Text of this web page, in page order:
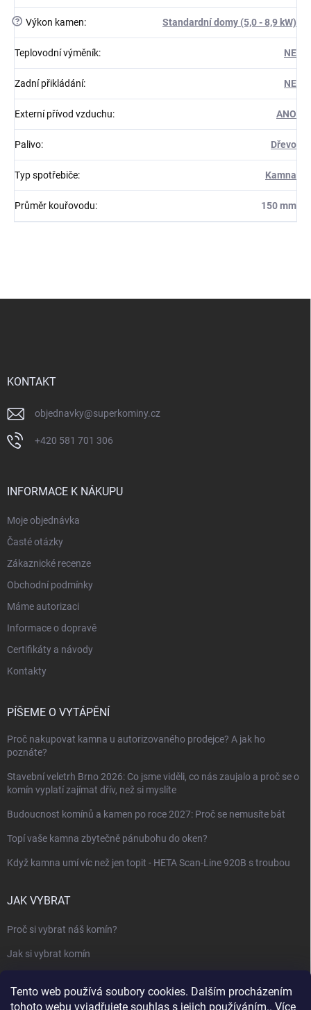
Tento web používá soubory cookies. Dalším procházením
tohoto webu vyjadřujete souhlas s jejich používáním.. Více
? Výkon kamen: Standardní domy (5,0 - 8,9 kW)
Teplovodní výměník: NE
Zadní přikládání: NE
Externí přívod vzduchu: ANO
Palivo: Dřevo
Typ spotřebiče: Kamna
Průměr kouřovodu: 150 mm
KONTAKT
objednavky@superkominy.cz
+420 581 701 306
INFORMACE K NÁKUPU
Moje objednávka
Časté otázky
Zákaznické recenze
Obchodní podmínky
Máme autorizaci
Informace o dopravě
Certifikáty a návody
Kontakty
PÍŠEME O VYTÁPĚNÍ
Proč nakupovat kamna u autorizovaného prodejce? A jak ho
poznáte?
Stavební veletrh Brno 2026: Co jsme viděli, co nás zaujalo a proč se o
komín vyplatí zajímat dřív, než si myslíte
Budoucnost komínů a kamen po roce 2027: Proč se nemusíte bát
Topí vaše kamna zbytečně pánubohu do oken?
Když kamna umí víc než jen topit - HETA Scan-Line 920B s troubou
JAK VYBRAT
Proč si vybrat náš komín?
Jak si vybrat komín
Jak vybrat kamna nebo krbovou vložku